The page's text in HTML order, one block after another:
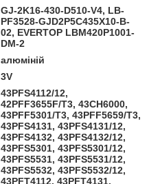
GJ-2K16-430-D510-V4, LB-
PF3528-GJD2P5C435X10-B-
02, EVERTOP LBM420P1001-
DM-2
алюміній
3V
43PFS4112/12,
42PFF3655F/T3, 43CH6000,
43PFF5301/T3, 43PFF5659/T3,
43PFS4131, 43PFS4131/12,
43PFS4132, 43PFS4132/12,
43PFS5301, 43PFS5301/12,
43PFS5531, 43PFS5531/12,
43PFS5532, 43PFS5532/12,
43PFT4112, 43PFT4131,